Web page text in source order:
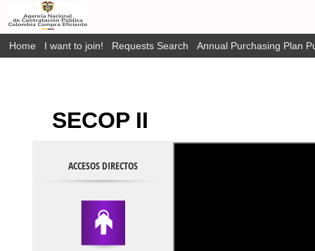
Home I want to join! Requests Search Annual Purchasing Plan
SECOP II
ACCESOS DIRECTOS